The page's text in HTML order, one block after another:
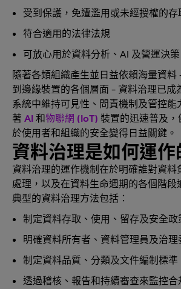
受到保護，免遭濫用或未經授權的存
符合適用的法律法規
可放心用於資料分析、AI 及營運決策
隨著各類組織產生並日益依賴海量資料
到邊緣裝置的各個層面 - 資料治理已成
系統中維持可見性、問責機制及管控能
著 AI 和物聯網 (IoT) 裝置的迅速普及
於使用者和組織的安全變得日益關鍵。
資料治理是如何運作
資料治理的運作機制在於明確誰對資料
處理，以及在資料生命週期的各個階段
典型的資料治理方法包括：
制定資料存取、使用、留存及安全政
明確資料所有者、資料管理員及治
制定資料品質、分類及文件編制標準
透過稽核、報告和持續審查來監控合